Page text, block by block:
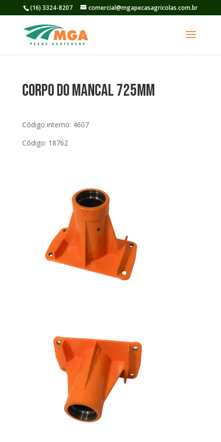
(16) 3324-8207 comercial@mgapecasagricolas.com.br
Corpo do Mancal 725mm
Código interno: 4607
Código: 18762